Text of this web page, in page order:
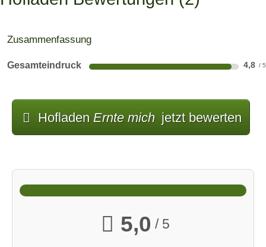
Zusammenfassung
Gesamteindruck 4,8
Hofladen Ernte mich jetzt bewerten
5,0 / 5